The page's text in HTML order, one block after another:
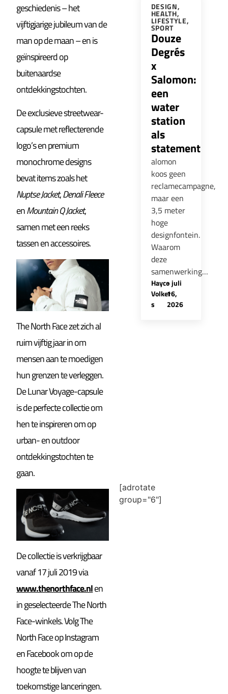
geschiedenis – het
vijftigjarige jubileum van de
man op de maan – en is
geïnspireerd op
buitenaardse
ontdekkingstochten.
De exclusieve streetwear-
capsule met reflecterende
logo’s en premium
monochrome designs
bevat items zoals het
Nuptse Jacket,Denali Fleece
enMountain Q Jacket,
samen met een reeks
tassen en accessoires.
The North Face zet zich al
ruim vijftig jaar in om
mensen aan te moedigen
hun grenzen te verleggen.
De Lunar Voyage-capsule
is de perfecte collectie om
hen te inspireren om op
urban- en outdoor
ontdekkingstochten te
gaan.
De collectie is verkrijgbaar
vanaf 17 juli 2019 via
www.thenorthface.nlen
in geselecteerde The North
Face-winkels. Volg The
North Face op Instagram
en Facebook om op de
hoogte te blijven van
toekomstige lanceringen.
[adrotate
group="6"]
DESIGN,
HEALTH,
LIFESTYLE,
SPORT
Douze
Degrés
x
Salomon:
een
water
station
als
statement
alomon
koos geen
reclamecampagne,
maar een
3,5 meter
hoge
designfontein.
Waarom
deze
samenwerking…
Hayco
Volker
s
-juli
16,
2026